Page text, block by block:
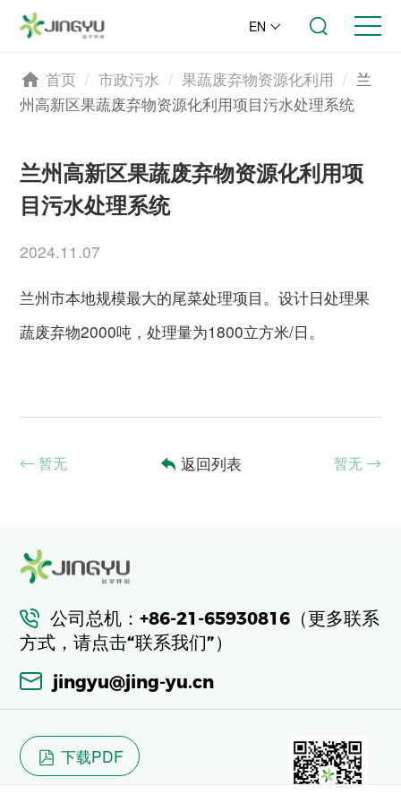
EN
首页 / 市政污水 / 果蔬废弃物资源化利用 / 兰
州高新区果蔬废弃物资源化利用项目污水处理系统
兰州高新区果蔬废弃物资源化利用项
目污水处理系统
2024.11.07
兰州市本地规模最大的尾菜处理项目。设计日处理果
蔬废弃物2000吨，处理量为1800立方米/日。
暂无 返回列表 暂无
公司总机：+86-21-65930816（更多联系
方式，请点击“联系我们”）
jingyu@jing-yu.cn
下载PDF